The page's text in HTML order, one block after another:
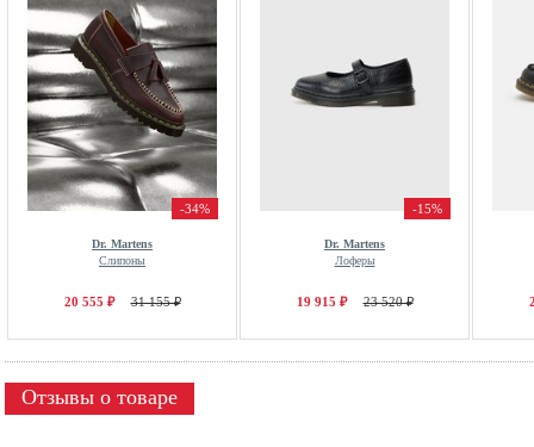
-34%
Dr. Martens
Слипоны
20 555 ₽ 31 155 ₽
-15%
Dr. Martens
Лоферы
19 915 ₽ 23 520 ₽
Отзывы о товаре